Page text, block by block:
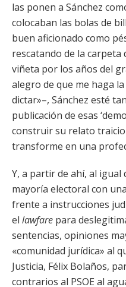
las ponen a Sánchez
colocaban las bolas de
buen aficionado como
rescatando de la
viñeta por los años del
alegro de que me haga
dictar»–, Sánchez esté
publicación de esas
construir su relato
transforme en una
Y, a partir de ahí, al igual
mayoría electoral con
frente a instrucciones
el lawfare para
sentencias, opiniones
«comunidad jurídica» al
Justicia, Félix Bolaños,
contrarios al PSOE al